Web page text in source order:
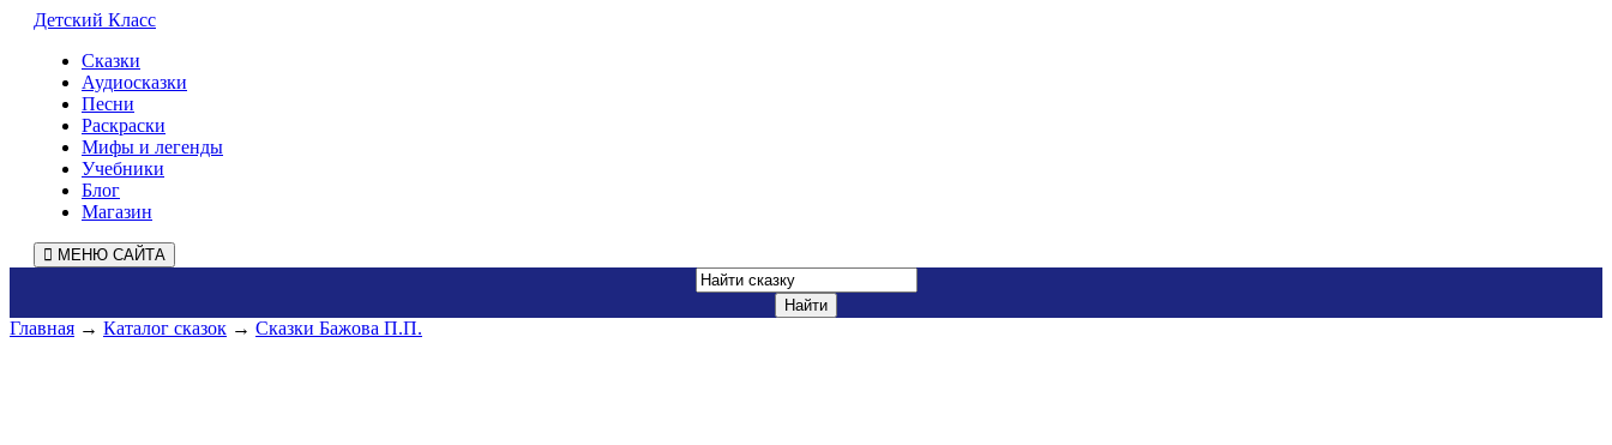
Детский Класс
Сказки
Аудиосказки
Песни
Раскраски
Мифы и легенды
Учебники
Блог
Магазин
МЕНЮ САЙТА
Главная → Каталог сказок → Сказки Бажова П.П.